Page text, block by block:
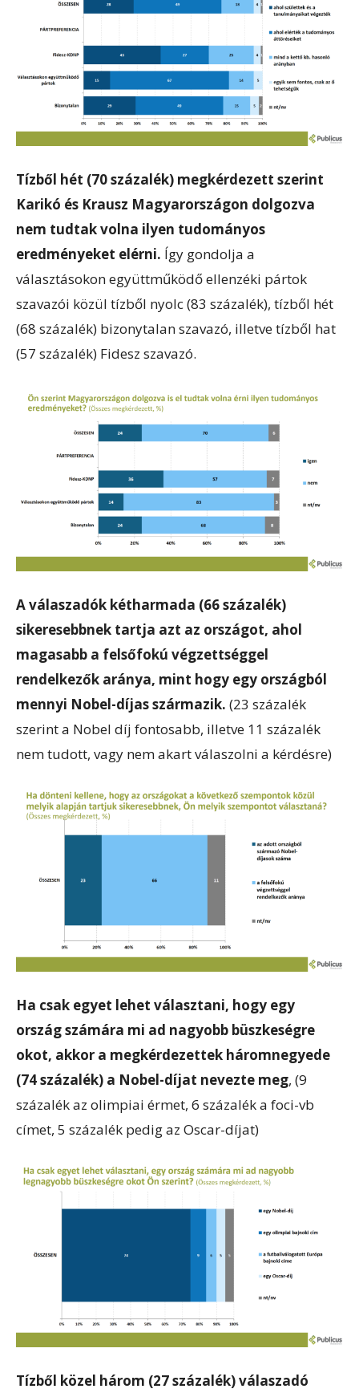
Tízből hét (70 százalék) megkérdezett szerint
Karikó és Krausz Magyarországon dolgozva
nem tudtak volna ilyen tudományos
eredményeket elérni. Így gondolja a
választásokon együttműködő ellenzéki pártok
szavazói közül tízből nyolc (83 százalék), tízből hét
(68 százalék) bizonytalan szavazó, illetve tízből hat
(57 százalék) Fidesz szavazó.
A válaszadók kétharmada (66 százalék)
sikeresebbnek tartja azt az országot, ahol
magasabb a felsőfokú végzettséggel
rendelkezők aránya, mint hogy egy országból
mennyi Nobel-díjas származik. (23 százalék
szerint a Nobel díj fontosabb, illetve 11 százalék
nem tudott, vagy nem akart válaszolni a kérdésre)
Ha csak egyet lehet választani, hogy egy
ország számára mi ad nagyobb büszkeségre
okot, akkor a megkérdezettek háromnegyede
(74 százalék) a Nobel-díjat nevezte meg, (9
százalék az olimpiai érmet, 6 százalék a foci-vb
címet, 5 százalék pedig az Oscar-díjat)
Tízből közel három (27 százalék) válaszadó